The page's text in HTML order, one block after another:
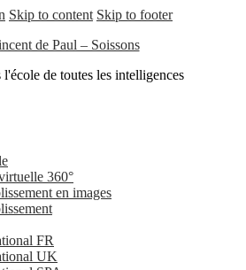
Skip to content Skip to footer
de Paul – Soissons
de toutes les intelligences
360°
en images
FR
UK